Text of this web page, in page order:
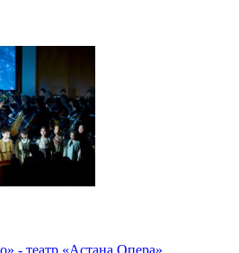
- театр «Астана Опера»